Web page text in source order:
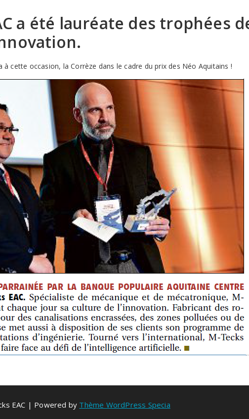
a été lauréate des trophées
à cette occasion, la Corrèze dans le cadre du prix des Néo Aquitains !
EAC | Powered by Thème WordPress Specia